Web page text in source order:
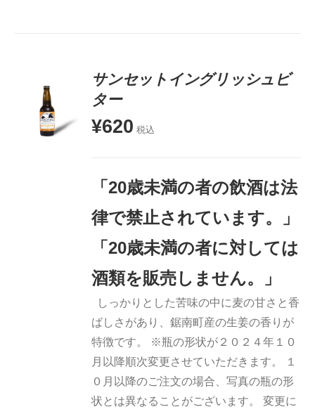
お買い物
カゴに追
サンセットイングリッシュビ
ター
¥620 税込
「20歳未満の者の飲酒は法
律で禁止されています。」
「20歳未満の者に対しては
酒類を販売しません。」
しっかりとした苦味の中に麦の甘さと香
ばしさがあり、鋸南町産の生姜の香りが
特徴です。 ※瓶の形状が２０２４年１０
月以降順次変更させていただきます。 １
０月以降のご注文の場合、写真の瓶の形
状とは異なることがございます。 変更に